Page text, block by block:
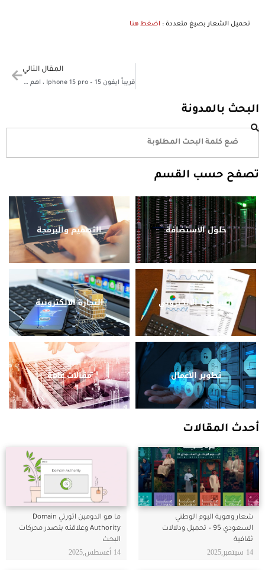
تحميل الشعار بصيغ متعددة : اضغط هنا
المقال التالي
قريباً ايفون 15 – Iphone 15 pro ، اهم التسريبات والتوقعات
البحث بالمدونة
تصفح حسب القسم
حلول الاستضافة التصميم والبرمجة
التسويق الالكتروني التجارة الالكترونية
تطوير الأعمال مقالات عامة
أحدث المقالات
شعار وهوية اليوم الوطني
السعودي 95 – تحميل ودلالات
ثقافية
14 سبتمبر,2025
ما هو الدومين اثورتي Domain
Authority وعلاقته بتصدر محركات
البحث
14 أغسطس,2025